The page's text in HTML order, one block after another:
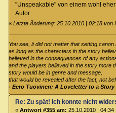
"Unspeakable" von einem wohl
Autor
«Letzte Änderung: 25.10.2010 | 02:18 von
You see, it did not matter that setting
as long as the characters in the story
believed in the consequences of any
and the players believed in the story more
story would be in genre and message,
that would be revealed after the fact, not
- Eero Tuovinen: A Loveletter to a Story
Re: Zu spät! Ich konnte nicht
« Antwort #355 am: 25.10.2010 | 04:34